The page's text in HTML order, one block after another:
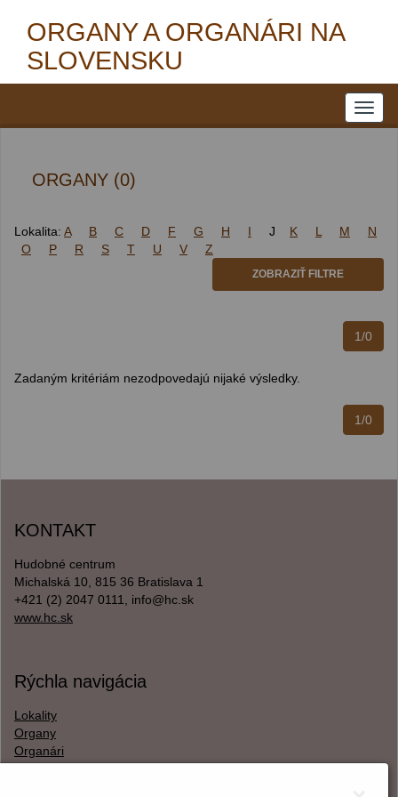
ORGANY A ORGANÁRI NA
SLOVENSKU
ORGANY (0)
Lokalita: A B C D F G H I J K L M
N
O
P R S T U V Z
ZOBRAZIŤ FILTRE
1/0
Zadaným kritériám nezodpovedajú nijaké výsledky.
1/0
KONTAKT
Hudobné centrum
Michalská 10, 815 36 Bratislava 1
+421 (2) 2047 0111, info@hc.sk
www.hc.sk
Rýchla navigácia
Lokality
Organy
Organári